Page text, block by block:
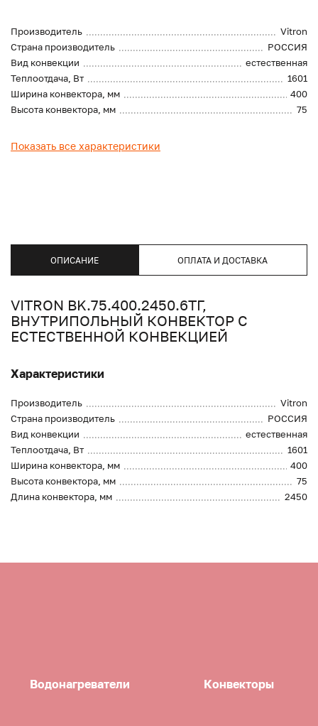
Производитель
Vitron
Страна производитель
РОССИЯ
Вид конвекции
естественная
Теплоотдача, Вт
1601
Ширина конвектора, мм
400
Высота конвектора, мм
75
Показать все характеристики
ОПИСАНИЕ ОПЛАТА И ДОСТАВКА
VITRON BK.75.400.2450.6ТГ,
ВНУТРИПОЛЬНЫЙ КОНВЕКТОР С
ЕСТЕСТВЕННОЙ КОНВЕКЦИЕЙ
Характеристики
Производитель
Vitron
Страна производитель
РОССИЯ
Вид конвекции
естественная
Теплоотдача, Вт
1601
Ширина конвектора, мм
400
Высота конвектора, мм
75
Длина конвектора, мм
2450
Водонагреватели Конвекторы